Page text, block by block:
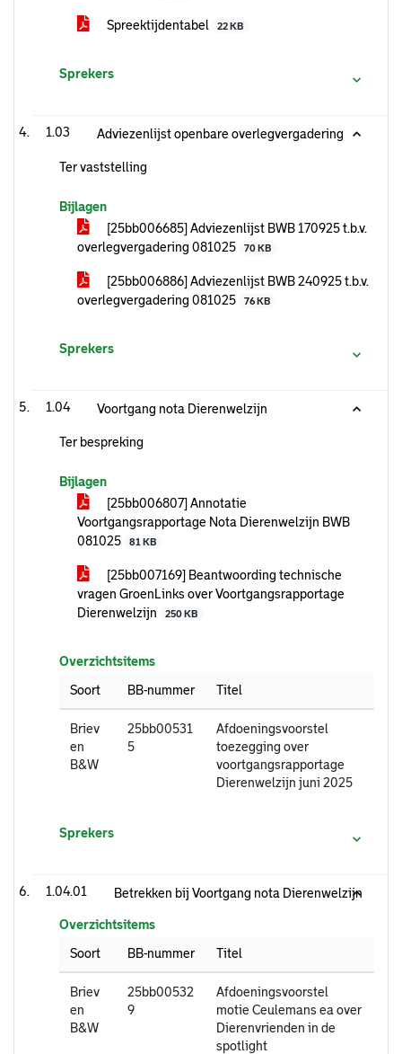
Spreektijdentabel 22 KB
Sprekers
1.03 Adviezenlijst openbare overlegvergadering
Ter vaststelling
Bijlagen
[25bb006685] Adviezenlijst BWB 170925 t.b.v.
overlegvergadering 081025
70 KB
[25bb006886] Adviezenlijst BWB 240925 t.b.v.
overlegvergadering 081025
76 KB
Sprekers
1.04 Voortgang nota Dierenwelzijn
Ter bespreking
Bijlagen
[25bb006807] Annotatie
Voortgangsrapportage Nota Dierenwelzijn BWB
081025
81 KB
[25bb007169] Beantwoording technische
vragen GroenLinks over Voortgangsrapportage
Dierenwelzijn
250 KB
Overzichtsitems
Soort
BB-nummer Titel
Briev
en
B&W
25bb00531
5
Afdoeningsvoorstel
toezegging over
voortgangsrapportage
Dierenwelzijn juni 2025
Sprekers
1.04.01 Betrekken bij Voortgang nota Dierenwelzijn
Overzichtsitems
Soort
BB-nummer Titel
Briev
en
B&W
25bb00532
9
Afdoeningsvoorstel
motie Ceulemans ea over
Dierenvrienden in de
spotlight